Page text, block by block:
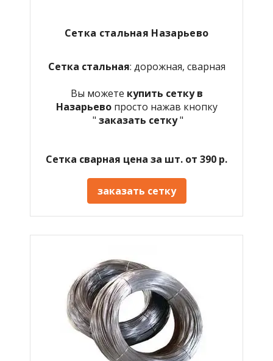
Сетка стальная Назарьево
Сетка стальная: дорожная, сварная
Вы можете купить сетку в
Назарьево просто нажав кнопку
" заказать сетку"
Сетка сварная цена за шт. от 390 р.
заказать сетку